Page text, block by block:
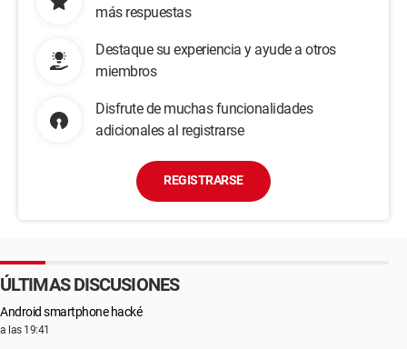
más respuestas
Destaque su experiencia y ayude a otros
miembros
Disfrute de muchas funcionalidades
adicionales al registrarse
REGISTRARSE
ÚLTIMAS DISCUSIONES
Android smartphone hacké
a las 19:41